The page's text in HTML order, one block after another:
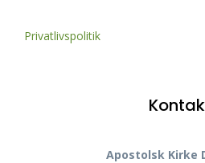
Privatlivspolitik
Apostolsk Kirke